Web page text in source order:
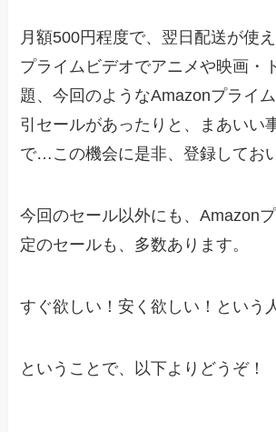
月額500円程度で、翌日配送が使
プライムビデオでアニメや映画・
題、今回のようなAmazonプライ
引セールがあったりと、まあいい
で…この機会に是非、登録してお
今回のセール以外にも、Amazon
定のセールも、多数あります。
すぐ欲しい！安く欲しい！という
ということで、以下よりどうぞ！